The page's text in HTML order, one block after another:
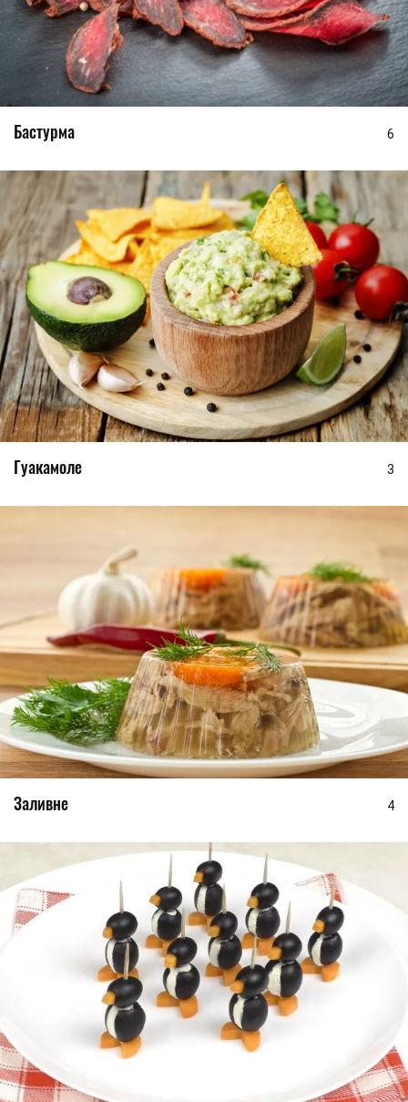
Бастурма 6
Гуакамоле 3
Заливне 4